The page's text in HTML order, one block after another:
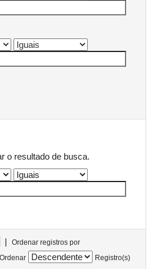
o resultado de busca.
|
Ordenar registros por
Ordenar
Registro(s)